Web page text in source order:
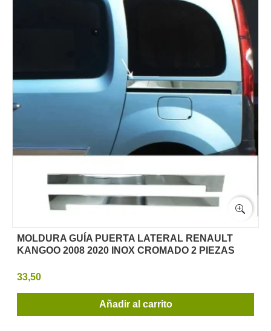
MOLDURA GUÍA PUERTA LATERAL RENAULT
KANGOO 2008 2020 INOX CROMADO 2 PIEZAS
33,50
Añadir al carrito